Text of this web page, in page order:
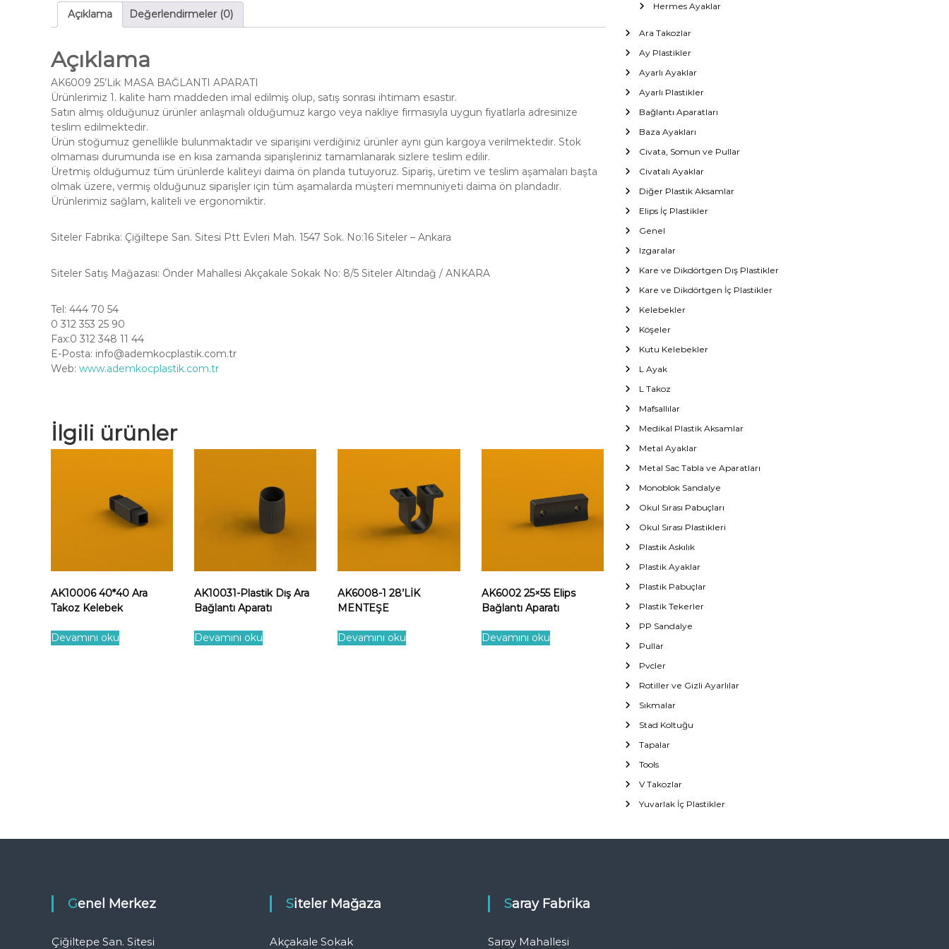
Açıklama Değerlendirmeler (0)
Açıklama
AK6009 25’Lik MASA BAĞLANTI APARATI
Ürünlerimiz 1. kalite ham maddeden imal edilmiş olup, satış sonrası ihtimam esastır.
Satın almış olduğunuz ürünler anlaşmalı olduğumuz kargo veya nakliye firmasıyla uygun fiyatlarla adresinize
teslim edilmektedir.
Ürün stoğumuz genellikle bulunmaktadır ve siparişini verdiğiniz ürünler aynı gün kargoya verilmektedir. Stok
olmaması durumunda ise en kısa zamanda siparişleriniz tamamlanarak sizlere teslim edilir.
Üretmiş olduğumuz tüm ürünlerde kaliteyi daima ön planda tutuyoruz. Sipariş, üretim ve teslim aşamaları başta
olmak üzere, vermiş olduğunuz siparişler için tüm aşamalarda müşteri memnuniyeti daima ön plandadır.
Ürünlerimiz sağlam, kaliteli ve ergonomiktir.
Siteler Fabrika: Çiğiltepe San. Sitesi Ptt Evleri Mah. 1547 Sok. No:16 Siteler – Ankara
Siteler Satış Mağazası: Önder Mahallesi Akçakale Sokak No: 8/5 Siteler Altındağ / ANKARA
Tel: 444 70 54
0 312 353 25 90
Fax:0 312 348 11 44
E-Posta: info@ademkocplastik.com.tr
Web: www.ademkocplastik.com.tr
İlgili ürünler
AK10006 40*40 Ara
Takoz Kelebek
Devamını oku
AK10031-Plastik Dış Ara
Bağlantı Aparatı
Devamını oku
AK6008-1 28’LİK
MENTEŞE
Devamını oku
AK6002 25×55 Elips
Bağlantı Aparatı
Devamını oku
Hermes Ayaklar
Ara Takozlar
Ay Plastikler
Ayarlı Ayaklar
Ayarlı Plastikler
Bağlantı Aparatları
Baza Ayakları
Civata, Somun ve Pullar
Civatalı Ayaklar
Diğer Plastik Aksamlar
Elips İç Plastikler
Genel
Izgaralar
Kare ve Dikdörtgen Dış Plastikler
Kare ve Dikdörtgen İç Plastikler
Kelebekler
Köşeler
Kutu Kelebekler
L Ayak
L Takoz
Mafsallılar
Medikal Plastik Aksamlar
Metal Ayaklar
Metal Sac Tabla ve Aparatları
Monoblok Sandalye
Okul Sırası Pabuçları
Okul Sırası Plastikleri
Plastik Askılık
Plastik Ayaklar
Plastik Pabuçlar
Plastik Tekerler
PP Sandalye
Pullar
Pvcler
Rotiller ve Gizli Ayarlılar
Sıkmalar
Stad Koltuğu
Tapalar
Tools
V Takozlar
Yuvarlak İç Plastikler
Genel Merkez
Çiğiltepe San. Sitesi
Siteler Mağaza
Akçakale Sokak
Saray Fabrika
Saray Mahallesi